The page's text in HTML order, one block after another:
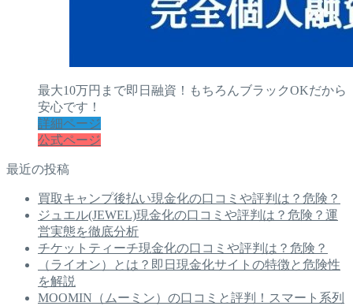
最大10万円まで即日融資！もちろんブラックOKだから
安心です！
詳細ページ
公式ページ
最近の投稿
買取キャンプ後払い現金化の口コミや評判は？危険？
ジュエル(JEWEL)現金化の口コミや評判は？危険？運
営実態を徹底分析
チケットティーチ現金化の口コミや評判は？危険？
（ライオン）とは？即日現金化サイトの特徴と危険性
を解説
MOOMIN（ムーミン）の口コミと評判！スマート系列